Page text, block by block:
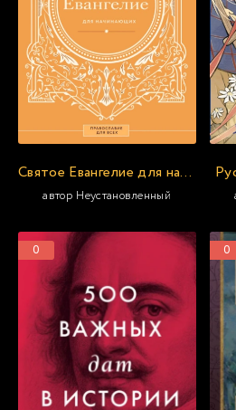
Святое Евангелие для начинающих
автор Неустановленный
0 0